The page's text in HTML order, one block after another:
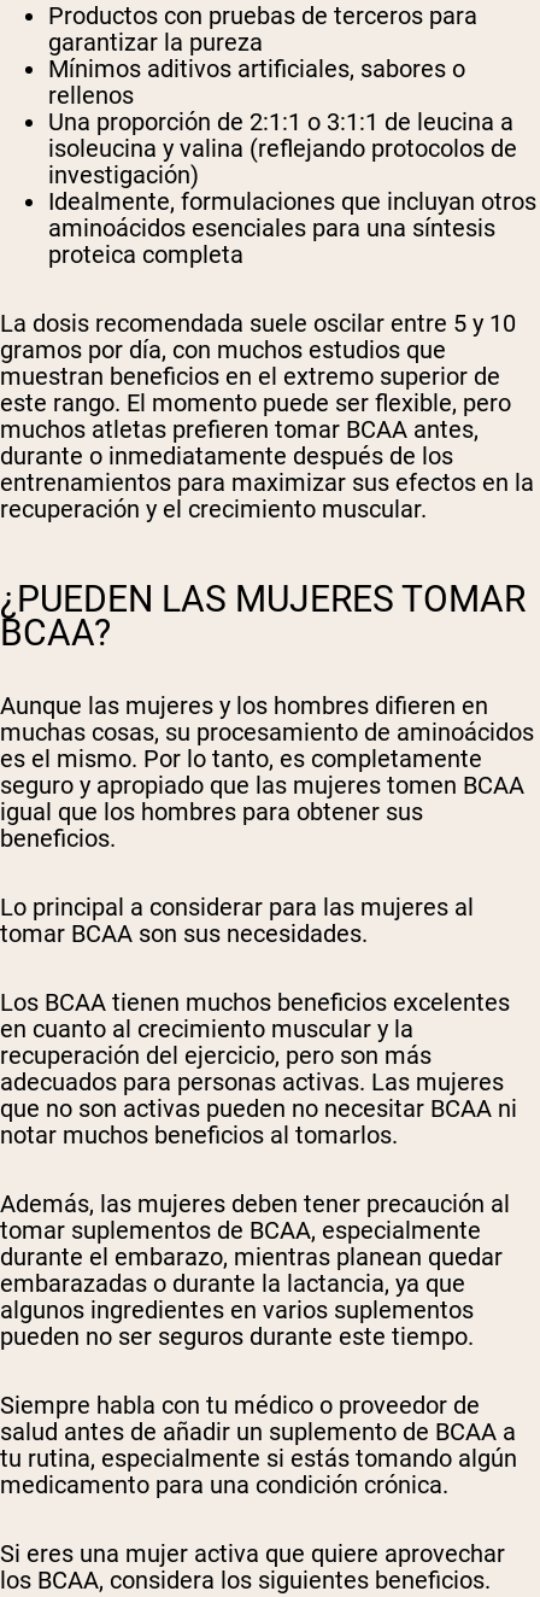
Productos con pruebas de terceros para
garantizar la pureza
Mínimos aditivos artificiales, sabores o
rellenos
Una proporción de 2:1:1 o 3:1:1 de leucina a
isoleucina y valina (reflejando protocolos de
investigación)
Idealmente, formulaciones que incluyan otros
aminoácidos esenciales para una síntesis
proteica completa
La dosis recomendada suele oscilar entre 5 y 10
gramos por día, con muchos estudios que
muestran beneficios en el extremo superior de
este rango. El momento puede ser flexible, pero
muchos atletas prefieren tomar BCAA antes,
durante o inmediatamente después de los
entrenamientos para maximizar sus efectos en la
recuperación y el crecimiento muscular.
¿PUEDEN LAS MUJERES TOMAR
BCAA?
Aunque las mujeres y los hombres difieren en
muchas cosas, su procesamiento de aminoácidos
es el mismo. Por lo tanto, es completamente
seguro y apropiado que las mujeres tomen BCAA
igual que los hombres para obtener sus
beneficios.
Lo principal a considerar para las mujeres al
tomar BCAA son sus necesidades.
Los BCAA tienen muchos beneficios excelentes
en cuanto al crecimiento muscular y la
recuperación del ejercicio, pero son más
adecuados para personas activas. Las mujeres
que no son activas pueden no necesitar BCAA ni
notar muchos beneficios al tomarlos.
Además, las mujeres deben tener precaución al
tomar suplementos de BCAA, especialmente
durante el embarazo, mientras planean quedar
embarazadas o durante la lactancia, ya que
algunos ingredientes en varios suplementos
pueden no ser seguros durante este tiempo.
Siempre habla con tu médico o proveedor de
salud antes de añadir un suplemento de BCAA a
tu rutina, especialmente si estás tomando algún
medicamento para una condición crónica.
Si eres una mujer activa que quiere aprovechar
los BCAA, considera los siguientes beneficios.